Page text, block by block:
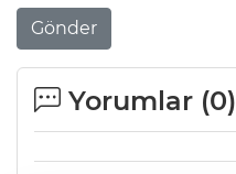
Gönder
Yorumlar (0)